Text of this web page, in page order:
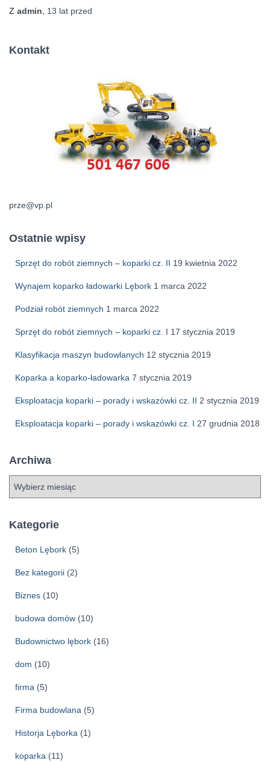
Z admin 13 lat przed
Kontakt
prze@vp.pl
Ostatnie wpisy
Sprzęt do robót ziemnych – koparki cz. II 19 kwietnia 2022
Wynajem koparko ładowarki Lębork 1 marca 2022
Podział robót ziemnych 1 marca 2022
Sprzęt do robót ziemnych – koparki cz. I 17 stycznia 2019
Klasyfikacja maszyn budowlanych 12 stycznia 2019
Koparka a koparko-ładowarka 7 stycznia 2019
Eksploatacja koparki – porady i wskazówki cz. II 2 stycznia 2019
Eksploatacja koparki – porady i wskazówki cz. I 27 grudnia 2018
Archiwa
h
Kategorie
Beton Lębork (5)
Bez kategorii (2)
Biznes (10)
budowa domów (10)
Budownictwo lębork (16)
dom (10)
firma (5)
Firma budowlana (5)
Historja Lęborka (1)
koparka (11)